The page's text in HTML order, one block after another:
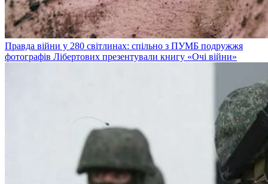
Правда війни у 280 світлинах: спільно з ПУМБ подружжя
фотографів Лібертових презентували книгу «Очі війни»